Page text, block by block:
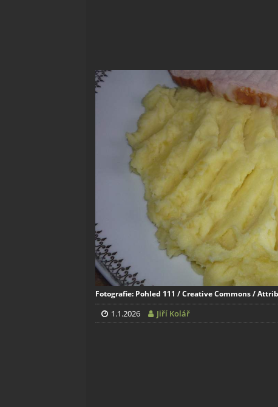
Fotografie: Pohled 111 / Creative Commons /
1.1.2026 Jiří Kolář